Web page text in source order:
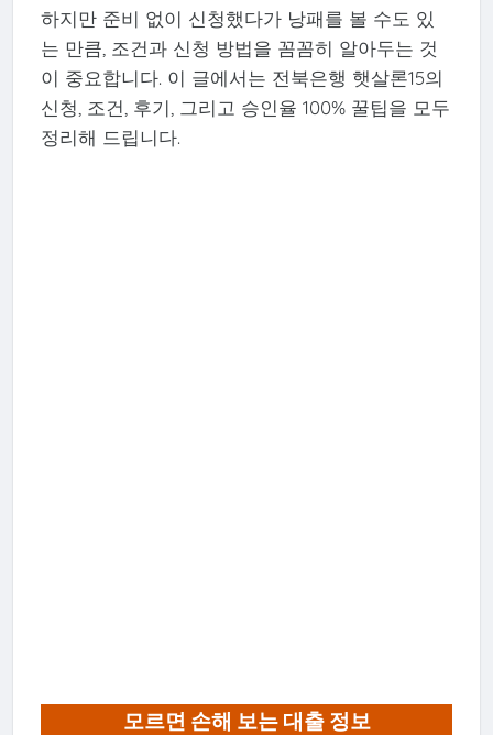
하지만 준비 없이 신청했다가 낭패를 볼 수도 있
는 만큼, 조건과 신청 방법을 꼼꼼히 알아두는 것
이 중요합니다. 이 글에서는 전북은행 햇살론15의
신청, 조건, 후기, 그리고 승인율 100% 꿀팁을 모두
정리해 드립니다.
모르면 손해 보는 대출 정보